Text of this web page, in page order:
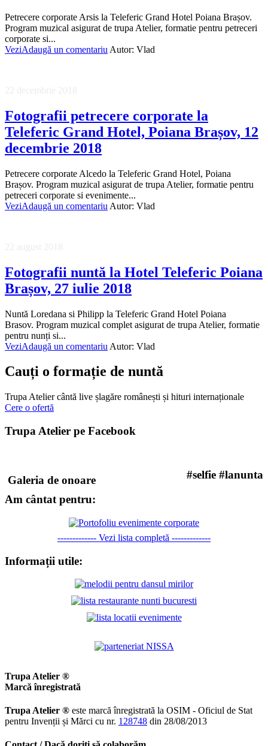
Petrecere corporate Arsis la Teleferic Grand Hotel Poiana Brașov.
Program muzical asigurat de trupa Atelier, formatie pentru petreceri
corporate si...
VeziAdaugă un comentariu Autor: Vlad
Fotografii petrecere corporate la
Teleferic Grand Hotel, Poiana Brașov, 12
decembrie 2018
Petrecere corporate Alcedo la Teleferic Grand Hotel, Poiana
Brașov. Program muzical asigurat de trupa Atelier, formatie pentru
petreceri corporate si evenimente...
VeziAdaugă un comentariu Autor: Vlad
Fotografii nuntă la Hotel Teleferic Poiana
Brașov, 27 iulie 2018
Nuntă Loredana si Philipp la Teleferic Grand Hotel Poiana
Brasov. Program muzical complet asigurat de trupa Atelier, formatie
pentru nunți si...
VeziAdaugă un comentariu Autor: Vlad
Cauți o formație de nuntă
Trupa Atelier cântă live șlagăre românești și hituri internaționale
Cere o ofertă
Trupa Atelier pe Facebook
Galeria de onoare
#selfie #lanunta
Am cântat pentru:
------------- Vezi lista completă -------------
Informații utile:
Trupa Atelier ®
Marcă înregistrată
Trupa Atelier ® este marcă înregistrată la OSIM - Oficiul de Stat
pentru Invenții și Mărci cu nr. 128748 din 28/08/2013